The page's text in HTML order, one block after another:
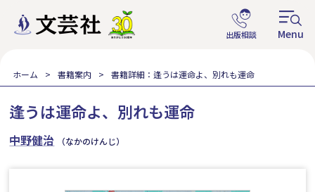
ホーム 書籍案内 書籍詳細：逢うは運命よ、別れも運命
逢うは運命よ、別れも運命
中野健治 （なかのけんじ）